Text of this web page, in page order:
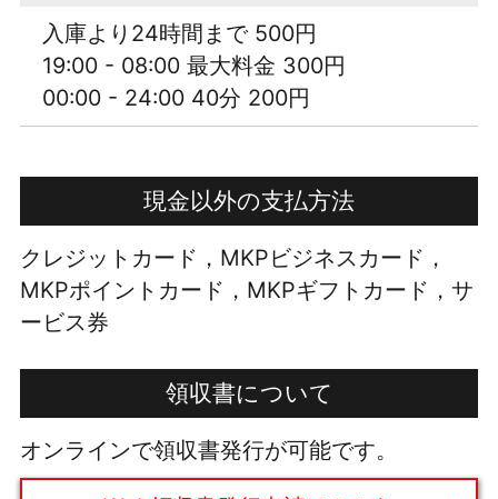
入庫より24時間まで 500円
19:00 - 08:00 最大料金 300円
00:00 - 24:00 40分 200円
現金以外の支払方法
クレジットカード，MKPビジネスカード，
MKPポイントカード，MKPギフトカード，サ
ービス券
領収書について
オンラインで領収書発行が可能です。